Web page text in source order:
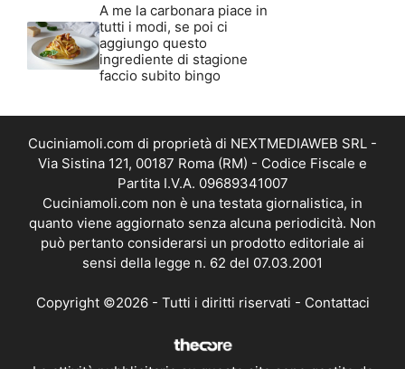
A me la carbonara piace in
tutti i modi, se poi ci
aggiungo questo
ingrediente di stagione
faccio subito bingo
Cuciniamoli.com di proprietà di NEXTMEDIAWEB SRL -
Via Sistina 121, 00187 Roma (RM) - Codice Fiscale e
Partita I.V.A. 09689341007
Cuciniamoli.com non è una testata giornalistica, in
quanto viene aggiornato senza alcuna periodicità. Non
può pertanto considerarsi un prodotto editoriale ai
sensi della legge n. 62 del 07.03.2001
Copyright ©2026 - Tutti i diritti riservati - Contattaci